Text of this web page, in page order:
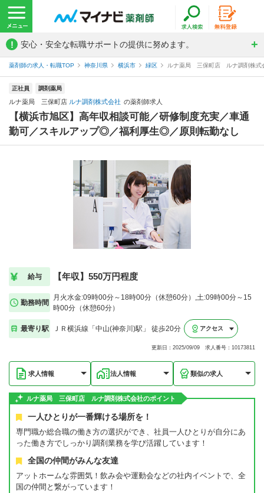
! 安心・安全な転職サポートの提供に努めます。
薬剤師の求人・転職TOP 神奈川県 横浜市 緑区 ルナ薬局 三保町店 ルナ調剤株式
正社員 調剤薬局
ルナ薬局 三保町店 ルナ調剤株式会社 の薬剤師求人
【横浜市旭区】高年収相談可能／研修制度充実／車通
勤可／スキルアップ◎／福利厚生◎／原則転勤なし
給与 【年収】550万円程度
勤務時間
月火水金:09時00分～18時00分（休憩60分）,土:09時00分～15
時00分（休憩60分）
最寄り駅 ＪＲ横浜線「中山(神奈川)駅」 徒歩20分 アクセス
更新日：2025/09/09 求人番号：10173811
求人情報 法人情報 類似の求人
ルナ薬局 三保町店 ルナ調剤株式会社のポイント
一人ひとりが一番輝ける場所を！
専門職か総合職の働き方の選択ができ、社員一人ひとりが自分にあ
った働き方でしっかり調剤業務を学び活躍しています！
全国の仲間がみんな友達
アットホームな雰囲気！飲み会や運動会などの社内イベントで、全
国の仲間と繋がっています！